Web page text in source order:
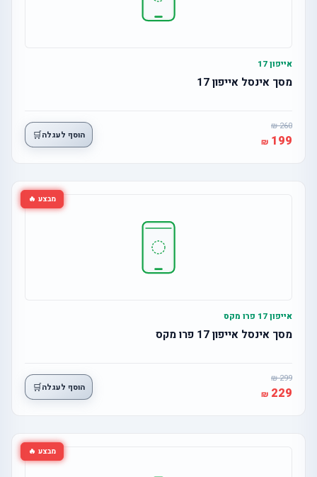
אייפון 17
מסך אינסל אייפון 17
260
199 הוסף לעגלה🛒
מבצע 🔥
אייפון 17 פרו מקס
מסך אינסל אייפון 17 פרו מקס
299
229 הוסף לעגלה🛒
מבצע 🔥